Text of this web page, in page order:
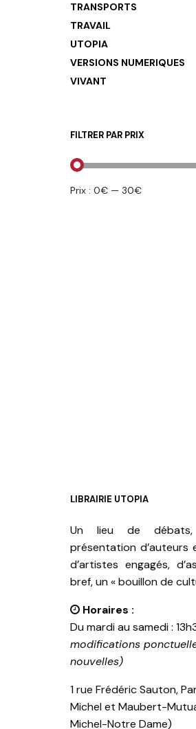
TRANSPORTS
TRAVAIL
UTOPIA
VERSIONS NUMERIQUES
VIVANT
FILTRER PAR PRIX
PRIX
PRIX
Prix : 0€ — 30€
LIBRAIRIE UTOPIA
Un lieu de
présentation d’auteurs
d’artistes engagés,
bref, un « bouillon de
Horaires :
Du mardi au samedi :
modifications
nouvelles)
1 rue Frédéric Sauton,
Michel et Maubert-
Michel-Notre Dame)